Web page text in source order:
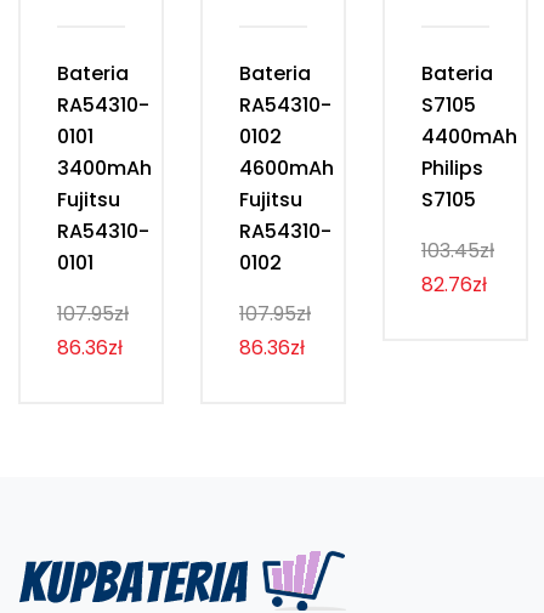
Bateria
RA54310-
0101
3400mAh
Fujitsu
RA54310-
0101
107.95zł
86.36zł
Bateria
RA54310-
0102
4600mAh
Fujitsu
RA54310-
0102
107.95zł
86.36zł
Bateria
S7105
4400mAh
Philips
S7105
103.45zł
82.76zł